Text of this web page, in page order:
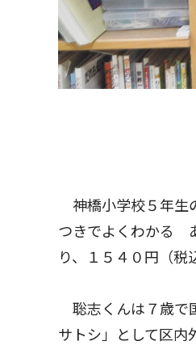
神橋小学校５年生
つきでよくわかる
り、１５４０円（税
聡志くんは７歳で
サトシ」として区内